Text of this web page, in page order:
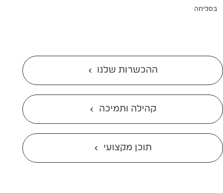
בסליחה
ההכשרות שלנו
קהילה ותמיכה
תוכן מקצועי